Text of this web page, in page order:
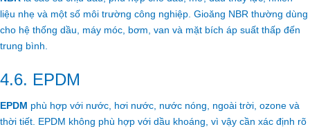
liệu nhẹ và một số môi trường công nghiệp. Gioăng NBR thường dùng
cho hệ thống dầu, máy móc, bơm, van và mặt bích áp suất thấp đến
trung bình.
4.6. EPDM
EPDM phù hợp với nước, hơi nước, nước nóng, ngoài trời, ozone và
thời tiết. EPDM không phù hợp với dầu khoáng, vì vậy cần xác định rõ